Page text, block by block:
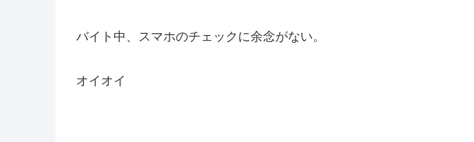
バイト中、スマホのチェックに余念がない。
オイオイ